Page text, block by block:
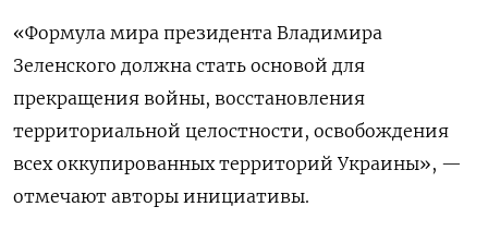
«Формула мира президента Владимира
Зеленского должна стать основой для
прекращения войны, восстановления
территориальной целостности, освобождения
всех оккупированных территорий Украины», —
отмечают авторы инициативы.